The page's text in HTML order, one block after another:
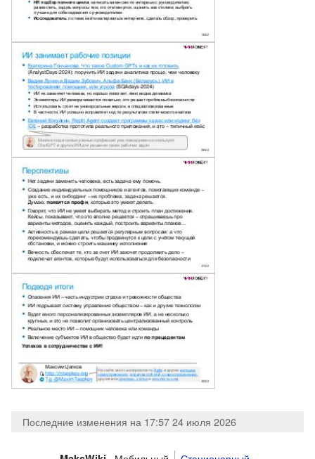
Последние изменения на 17:57 24 июля 2026